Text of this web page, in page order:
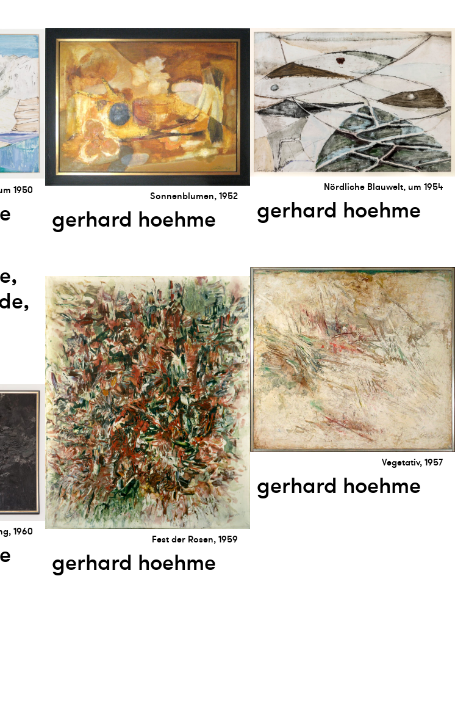
1950
Sonnenblumen, 1952
gerhard hoehme
Nördliche Blauwelt, um 1954
gerhard hoehme
Vegetativ, 1957
gerhard hoehme
Fest der Rosen, 1959
gerhard hoehme
1960